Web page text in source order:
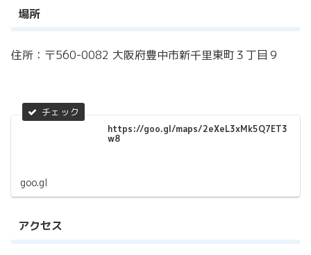
場所
住所：〒560-0082 大阪府豊中市新千里東町３丁目９
https://goo.gl/maps/2eXeL3xMk5Q7ET3
w8
goo.gl
アクセス